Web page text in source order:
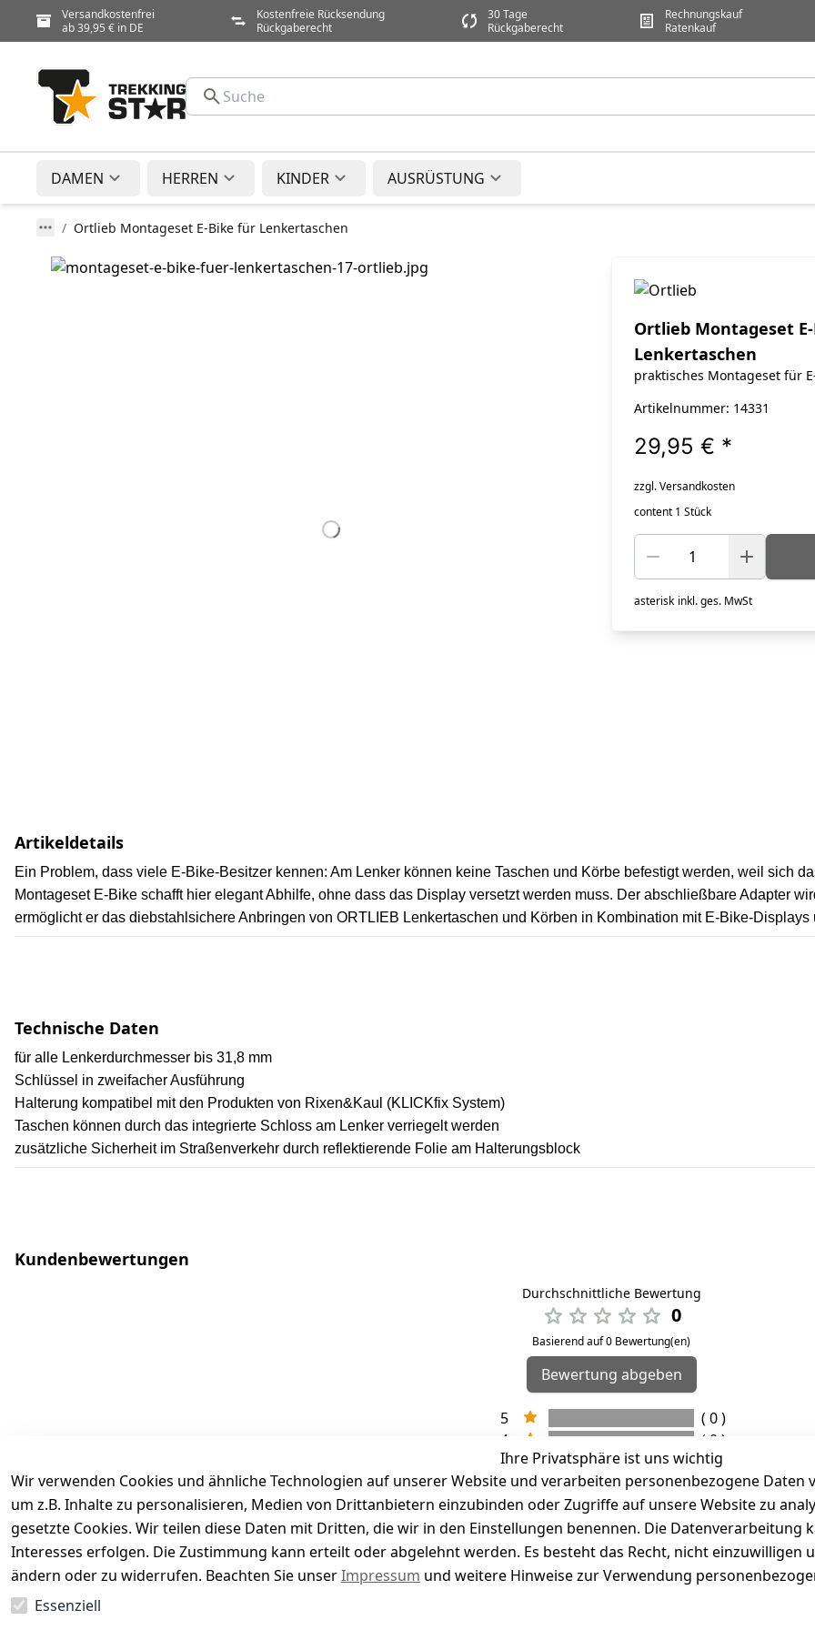
Versandkostenfrei
ab 39,95 € in DE
Kostenfreie Rücksendung
Rückgaberecht
30 Tage
Rückgaberecht
Rechnungskauf
Ratenkauf
DAMEN HERREN KINDER AUSRÜSTUNG
Ortlieb Montageset E-Bike für Lenkertaschen
Ortlieb Montageset
Lenkertaschen
praktisches Montageset für
Artikelnummer: 14331
29,95 € *
zzgl. Versandkosten
content 1 Stück
asterisk inkl. ges. MwSt
Artikeldetails
Ein Problem, dass viele E-Bike-Besitzer kennen: Am Lenker können keine Taschen und Körbe befestigt werden, weil sich
Montageset E-Bike schafft hier elegant Abhilfe, ohne dass das Display versetzt werden muss. Der abschließbare Adapter
ermöglicht er das diebstahlsichere Anbringen von ORTLIEB Lenkertaschen und Körben in Kombination mit E-Bike-Displays
Technische Daten
für alle Lenkerdurchmesser bis 31,8 mm
Schlüssel in zweifacher Ausführung
Halterung kompatibel mit den Produkten von Rixen&Kaul (KLICKfix System)
Taschen können durch das integrierte Schloss am Lenker verriegelt werden
zusätzliche Sicherheit im Straßenverkehr durch reflektierende Folie am Halterungsblock
Kundenbewertungen
Durchschnittliche Bewertung
0
Basierend auf 0 Bewertung(en)
Bewertung abgeben
5
( 0 )
4
( 0 )
3
( 0 )
2
( 0 )
1
( 0 )
Es hat noch niemand eine Bewertung für diesen Artikel abgegeben
Ihre Privatsphäre ist uns wichtig
Wir verwenden Cookies und ähnliche Technologien auf unserer Website und verarbeiten personenbezogene Daten
um z.B. Inhalte zu personalisieren, Medien von Drittanbietern einzubinden oder Zugriffe auf unsere Website zu
gesetzte Cookies. Wir teilen diese Daten mit Dritten, die wir in den Einstellungen benennen. Die
Interesses erfolgen. Die Zustimmung kann erteilt oder abgelehnt werden. Es besteht das Recht, nicht einzuwilligen
ändern oder zu widerrufen. Beachten Sie unserImpressum und weitere Hinweise zur Verwendung
Essenziell